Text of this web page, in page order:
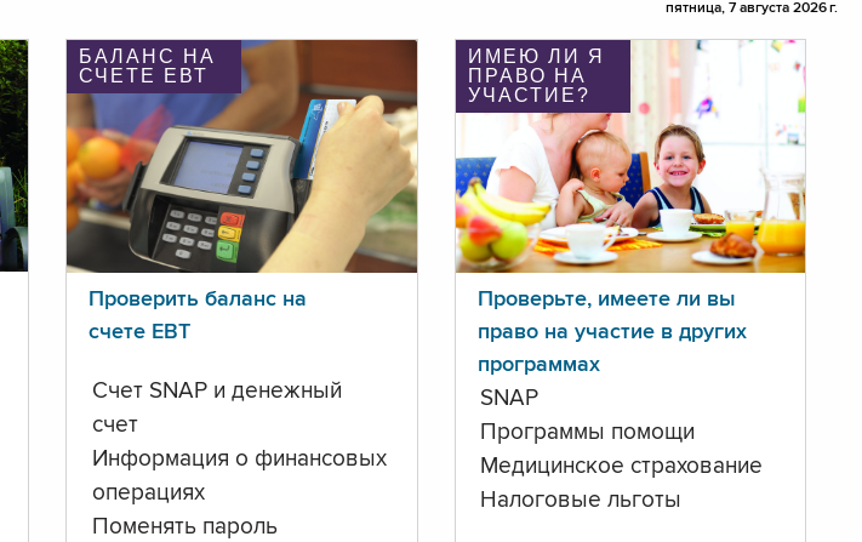
пятница, 7 августа 2026 г.
БАЛАНС НА
СЧЕТЕ ЕВТ
Проверить баланс на
счете ЕВТ
Счет SNAP и денежный
счет
Информация о финансовых
операциях
Поменять пароль
ИМЕЮ ЛИ Я
ПРАВО НА
УЧАСТИЕ?
Проверьте, имеете ли вы
право на участие в других
программах
SNAP
Программы помощи
Медицинское страхование
Налоговые льготы